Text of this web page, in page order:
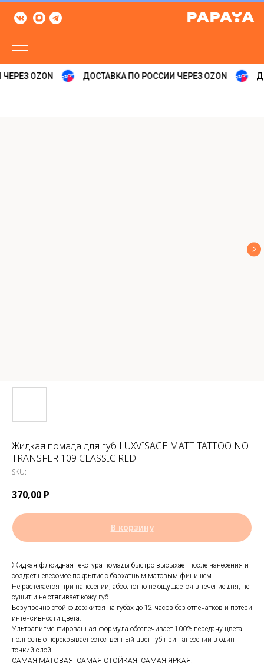
OZON ДОСТАВКА ПО РОССИИ ЧЕРЕЗ OZON
Жидкая помада для губ LUXVISAGE MATT TATTOO NO
TRANSFER 109 CLASSIC RED
SKU:
370,00 Р
В корзину
Жидкая флюидная текстура помады быстро высыхает после нанесения и
создает невесомое покрытие с бархатным матовым финишем.
Не растекается при нанесении, абсолютно не ощущается в течение дня, не
сушит и не стягивает кожу губ.
Безупречно стойко держится на губах до 12 часов без отпечатков и потери
интенсивности цвета.
Ультрапигментированная формула обеспечивает 100% передачу цвета,
полностью перекрывает естественный цвет губ при нанесении в один
тонкий слой.
САМАЯ МАТОВАЯ! САМАЯ СТОЙКАЯ! САМАЯ ЯРКАЯ!